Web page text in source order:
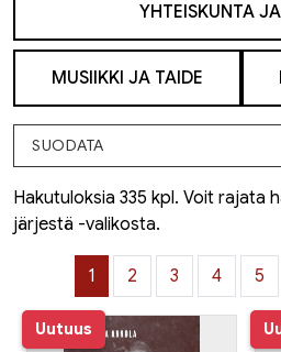
YHTEISKUNTA
MUSIIKKI JA TAIDE
SUODATA
Hakutuloksia 335 kpl. Voit rajata
järjestä -valikosta.
1 2 3 4 5
Uutuus